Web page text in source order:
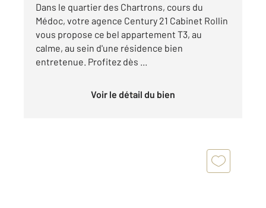
Dans le quartier des Chartrons, cours du
Médoc, votre agence Century 21 Cabinet Rollin
vous propose ce bel appartement T3, au
calme, au sein d'une résidence bien
entretenue. Profitez dès ...
Voir le détail du bien